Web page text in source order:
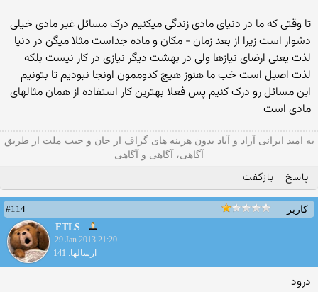
تا وقتی که ما در دنیای مادی زندگی میکنیم درک مسائل غیر مادی خیلی
دشوار است زیرا از بعد زمان - مکان و ماده جداست مثلا میگن در دنیا
لذت یعنی ارضای نیازها ولی در بهشت دیگر نیازی در کار نیست بلکه
لذت اصیل است خب ما هنوز هیچ کدوممون اونجا نبودیم تا بتونیم
این مسائل رو درک کنیم پس فعلا بهترین کار استفاده از همان مثالهای
مادی است
به امید ایرانی آزاد و آباد بدون هزینه های گزاف از جان و جیب ملت از طریق
آگاهی، آگاهی و آگاهی
پاسخ بازگفت
کاربر
#114
FTLS
29 Jan 2013 21:20
ارسالها: 141
درود